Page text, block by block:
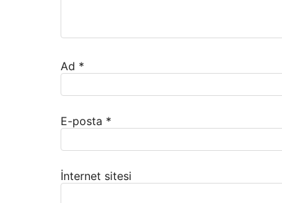
Ad *
E-posta *
İnternet sitesi